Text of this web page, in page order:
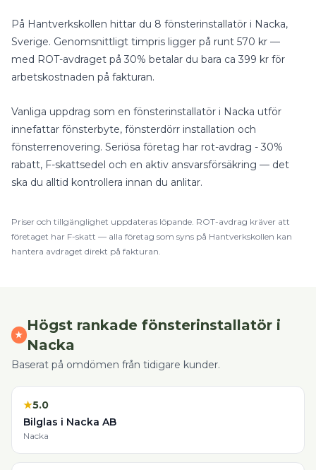
På Hantverkskollen hittar du 8 fönsterinstallatör i Nacka,
Sverige. Genomsnittligt timpris ligger på runt 570 kr —
med ROT-avdraget på 30% betalar du bara ca 399 kr för
arbetskostnaden på fakturan.
Vanliga uppdrag som en fönsterinstallatör i Nacka utför
innefattar fönsterbyte, fönsterdörr installation och
fönsterrenovering. Seriösa företag har rot-avdrag - 30%
rabatt, F-skattsedel och en aktiv ansvarsförsäkring — det
ska du alltid kontrollera innan du anlitar.
Priser och tillgänglighet uppdateras löpande. ROT-avdrag kräver att
företaget har F-skatt — alla företag som syns på Hantverkskollen kan
hantera avdraget direkt på fakturan.
★
Högst rankade fönsterinstallatöri
Nacka
Baserat på omdömen från tidigare kunder.
★5.0
Bilglas i Nacka AB
Nacka